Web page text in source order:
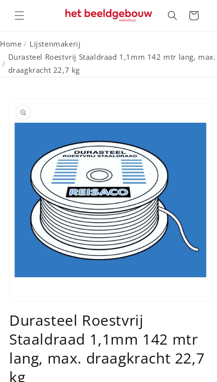
naar de
content
Winkelwagen
Home / Lijstenmakerij
/
Durasteel Roestvrij Staaldraad 1,1mm 142 mtr lang, max.
draagkracht 22,7 kg
direct naar
openen
in
modaal
Durasteel Roestvrij
Staaldraad 1,1mm 142 mtr
lang, max. draagkracht 22,7
kg